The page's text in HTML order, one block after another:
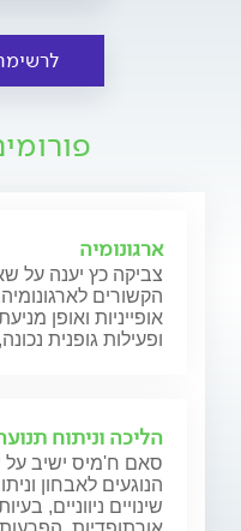
ארגונומיה
צביקה כץ יענה על
הקשורים
אופייניות ואופן
ופעילות גופנית
הליכה וניתוח
סאם ח'מיס ישיב על
הנוגעים לאבחון
שינויים ניווניים,